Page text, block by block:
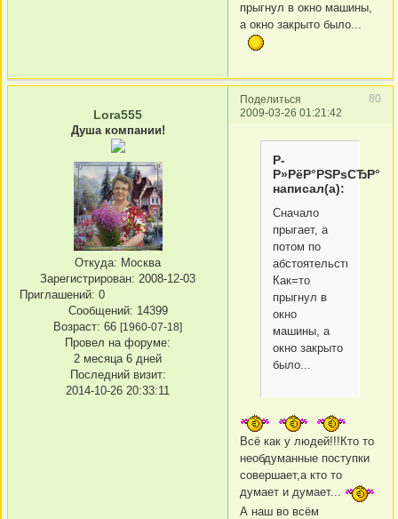
прыгнул в окно машины,
а окно закрыто было...
Поделиться
80
2009-03-26 01:21:42
Lora555
Душа компании!
Откуда: Москва
Зарегистрирован: 2008-12-03
Приглашений: 0
Сообщений: 14399
Возраст: 66 [1960-07-18]
Провел на форуме:
2 месяца 6 дней
Последний визит:
2014-10-26 20:33:11
Р­
Р»РёР°РЅРѕСЂР°
написал(а):
Сначало
прыгает, а
потом по
абстоятельствам.
Как=то
прыгнул в
окно
машины, а
окно закрыто
было...
Всё как у людей!!!Кто то
необдуманные поступки
совершает,а кто то
думает и думает...
А наш во всём